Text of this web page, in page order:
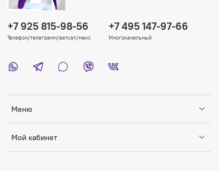
Меню
Мой кабинет
+7 925 815-98-56
Телефон/телеграмм/ватсап/макс
+7 495 147-97-66
Многоканальный